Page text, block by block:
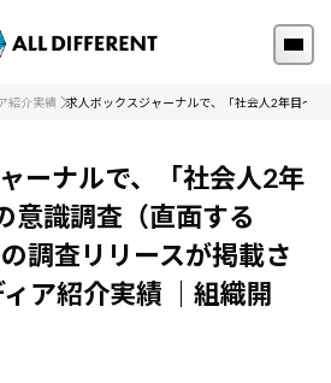
紹介実績 求人ボックスジャーナルで、「社会人2年目～
ーナルで、「社会人2年
意識調査（直面する
調査リリースが掲載さ
ィア紹介実績
｜組織開